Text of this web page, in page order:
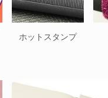
ホットスタンプ